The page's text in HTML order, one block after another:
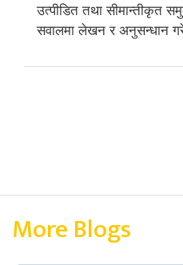
उत्पीडित तथा सीमान्तीकृत
सवालमा लेखन र अनुसन्धान
More Blogs